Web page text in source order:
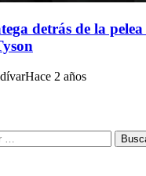
detrás de la
Hace 2 años